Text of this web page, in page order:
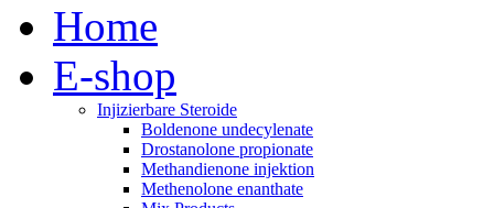
Home
E-shop
Injizierbare Steroide
Boldenone undecylenate
Drostanolone propionate
Methandienone injektion
Methenolone enanthate